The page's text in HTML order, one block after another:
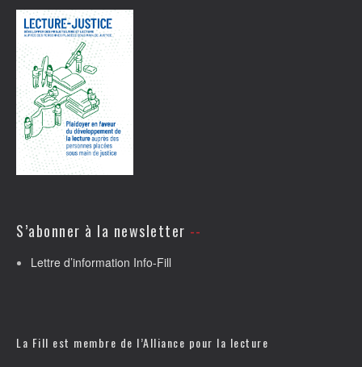
S’abonner à la newsletter
Lettre d’information Info-Fill
La Fill est membre de l’Alliance pour la lecture